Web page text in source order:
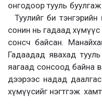
онгодоор тууль
Туулийг би
сонин нь гадаад
сонсч байсан.
Гадаадад явахад
яагаад сонсоод байна
дээрээс надад
хүмүүсийг нэгтгэж